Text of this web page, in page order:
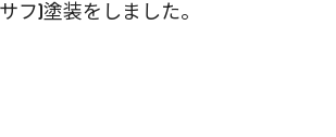
フ)塗装をしました。